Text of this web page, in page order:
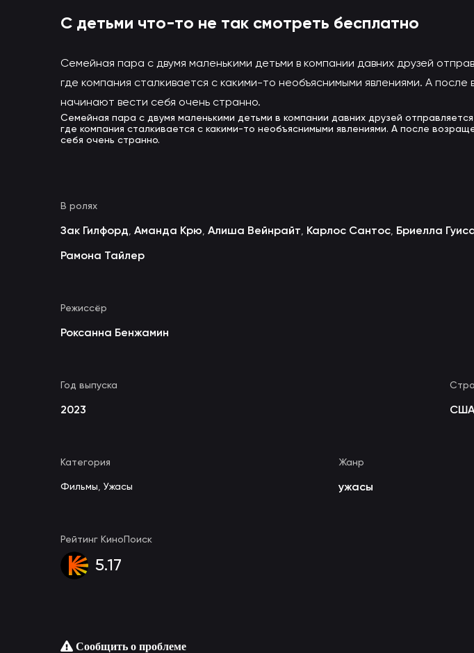
С детьми что-то не так смотреть бесплатно
Семейная пара с двумя маленькими детьми в компании давних друзей
где компания сталкивается с какими-то необъяснимыми явлениями. А после
начинают вести себя очень странно.
Семейная пара с двумя маленькими детьми в компании давних друзей
где компания сталкивается с какими-то необъяснимыми явлениями. А после
себя очень странно.
В ролях
Зак Гилфорд Аманда Крю Алиша Вейнрайт Карлос Сантос Бриелла
Рамона Тайлер
Режиссёр
Роксанна Бенжамин
Год выпуска
2023 США
Категория
Фильмы Ужасы
Жанр
ужасы
Рейтинг КиноПоиск
5.17
Сообщить о проблеме